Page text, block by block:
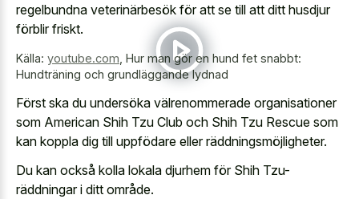
regelbundna veterinärbesök för att se till att ditt husdjur
förblir friskt.
Källa: youtube.com Hur man gör en hund fet snabbt:
Hundträning och grundläggande lydnad
Först ska du undersöka välrenommerade organisationer
som American Shih Tzu Club och Shih Tzu Rescue som
kan koppla dig till uppfödare eller räddningsmöjligheter.
Du kan också kolla lokala djurhem för Shih Tzu-
räddningar i ditt område.